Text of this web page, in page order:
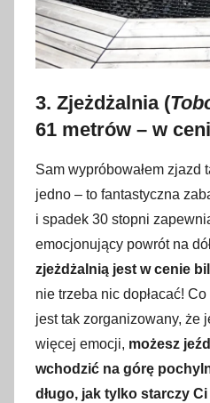
3. Zjeżdżalnia (
61 metrów – w
Sam wypróbowałem zjazd
jedno – to fantastyczna
i spadek 30 stopni
emocjonujący powrót na
zjeżdżalnią jest w cenie
nie trzeba nic dopłacać!
jest tak zorganizowany, że
więcej emocji, możesz
wchodzić na górę
długo, jak tylko starczy Ci